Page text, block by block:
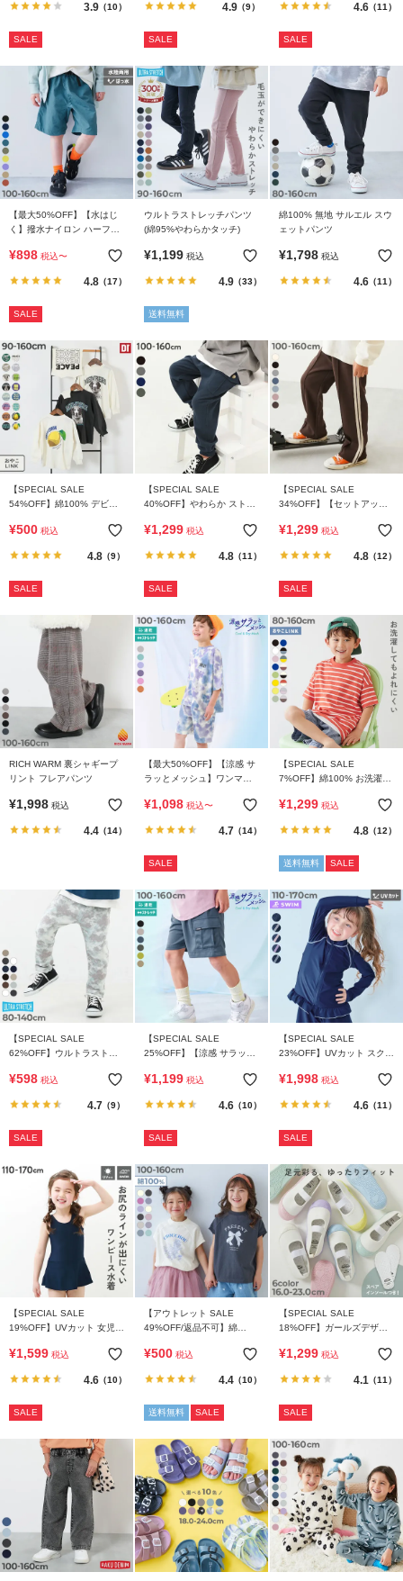
3.9（10）
SALE
4.9（9）
SALE
4.6（11）
SALE
【最大50%OFF】【水はじ
く】撥水ナイロン ハーフパ
¥898 税込〜
4.8（17）
SALE
ウルトラストレッチパンツ
(綿95%やわらかタッチ)
¥1,199 税込
4.9（33）
送料無料
綿100% 無地 サルエル スウ
ェットパンツ
¥1,798 税込
4.6（11）
【SPECIAL SALE
54%OFF】綿100% デビラ
袖リブ 長袖Tシャツ
¥500 税込
4.8（9）
SALE
【SPECIAL SALE
40%OFF】やわらか ストレ
¥1,299 税込
4.8（11）
SALE
【SPECIAL SALE
34%OFF】【セットアップ
パンツ
¥1,299 税込
4.8（12）
SALE
RICH WARM 裏シャギープ
リント フレアパンツ
¥1,998 税込
4.4（14）
【最大50%OFF】【涼感 サ
ラッとメッシュ】ワンマイ
ジャマ
¥1,098 税込〜
4.7（14）
SALE
【SPECIAL SALE
7%OFF】綿100% お洗濯し
エット ボーダー 半袖Tシャ
¥1,299 税込
4.8（12）
送料無料 SALE
【SPECIAL SALE
62%OFF】ウルトラストレ
ッチ)
¥598 税込
4.7（9）
SALE
【SPECIAL SALE
25%OFF】【涼感 サラッと
ンツ
¥1,199 税込
4.6（10）
SALE
【SPECIAL SALE
23%OFF】UVカット スクー
ード
¥1,998 税込
4.6（11）
SALE
【SPECIAL SALE
19%OFF】UVカット 女児
¥1,599 税込
4.6（10）
SALE
【アウトレット SALE
49%OFF/返品不可】綿
レンチラグラン プリント半
¥500 税込
4.4（10）
送料無料 SALE
【SPECIAL SALE
18%OFF】ガールズデザイ
(上靴) インソール2枚付き
¥1,299 税込
4.1 （11）
SALE